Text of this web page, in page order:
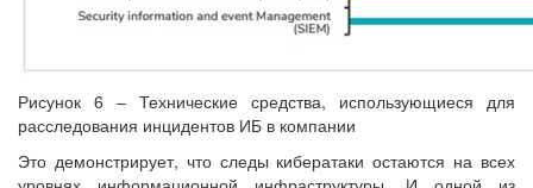
Рисунок 6 – Технические средства, использующиеся для
расследования инцидентов ИБ в компании
Это демонстрирует, что следы кибератаки остаются на всех